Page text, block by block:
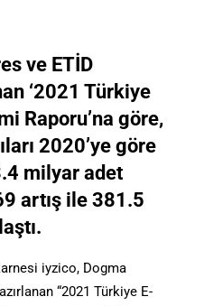
ve ETİD
‘2021 Türkiye
Raporu’na göre,
2020’ye göre
milyar adet
artış ile 381.5
iyzico, Dogma
“2021 Türkiye E-